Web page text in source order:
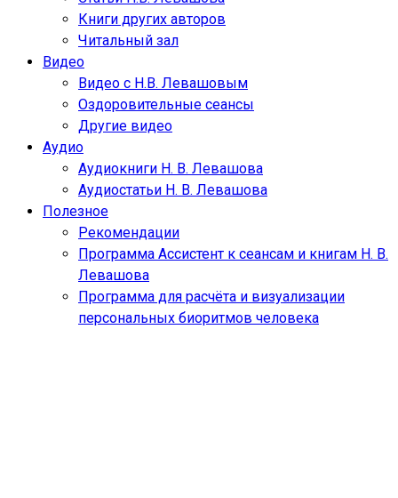
Книги других авторов
Читальный зал
Видео
Видео с Н.В. Левашовым
Оздоровительные сеансы
Другие видео
Аудио
Аудиокниги Н. В. Левашова
Аудиостатьи Н. В. Левашова
Полезное
Рекомендации
Программа Ассистент к сеансам и книгам Н. В.
Левашова
Программа для расчёта и визуализации
персональных биоритмов человека